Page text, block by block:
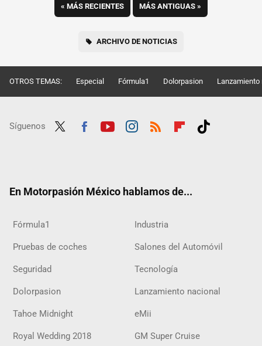
« MÁS RECIENTES MÁS ANTIGUAS »
ARCHIVO DE NOTICIAS
OTROS TEMAS: Especial Fórmula1 Dolorpasion Lanzamiento
Síguenos
En Motorpasión México hablamos de...
Fórmula1 Industria
Pruebas de coches Salones del Automóvil
Seguridad Tecnología
Dolorpasion Lanzamiento nacional
Tahoe Midnight eMii
Royal Wedding 2018 GM Super Cruise